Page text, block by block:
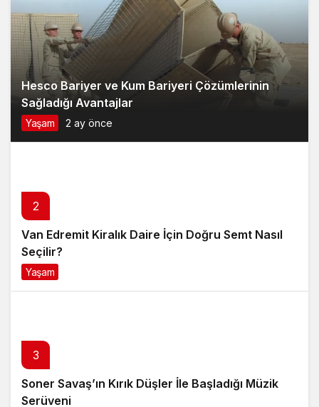
Hesco Bariyer ve Kum Bariyeri Çözümlerinin
Sağladığı Avantajlar
Yaşam 2 ay önce
2
Van Edremit Kiralık Daire İçin Doğru Semt Nasıl
Seçilir?
Yaşam
3
Soner Savaş’ın Kırık Düşler İle Başladığı Müzik
Serüveni